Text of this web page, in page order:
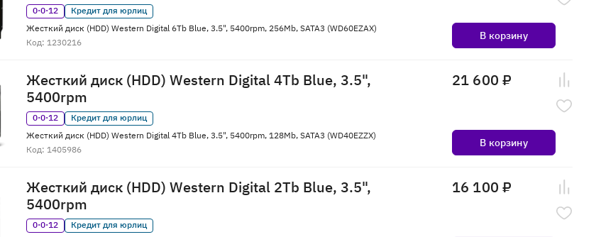
0·0·12
Кредит для юрлиц
Жесткий диск (HDD) Western Digital 6Tb Blue, 3.5", 5400rpm, 256Mb, SATA3 (WD60EZAX)
Код: 1230216
В корзину
Жесткий диск (HDD) Western Digital 4Tb Blue, 3.5",
5400rpm
0·0·12
Кредит для юрлиц
Жесткий диск (HDD) Western Digital 4Tb Blue, 3.5", 5400rpm, 128Mb, SATA3 (WD40EZZX)
Код: 1405986
21 600 ₽
В корзину
Жесткий диск (HDD) Western Digital 2Tb Blue, 3.5",
5400rpm
0·0·12
Кредит для юрлиц
16 100 ₽